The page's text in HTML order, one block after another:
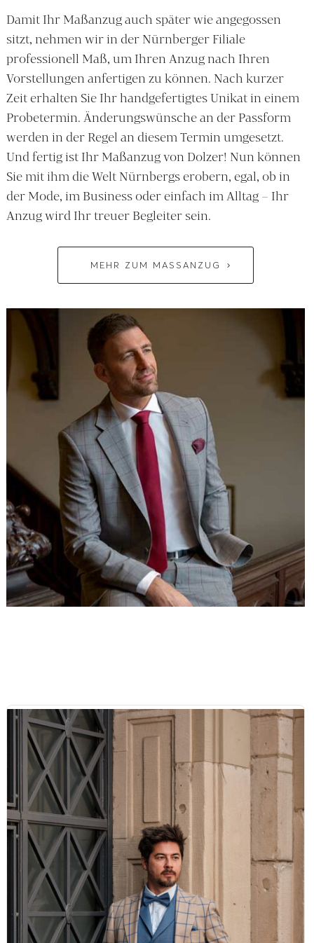
Damit Ihr Maßanzug auch später wie angegossen
sitzt, nehmen wir in der Nürnberger Filiale
professionell Maß, um Ihren Anzug nach Ihren
Vorstellungen anfertigen zu können. Nach kurzer
Zeit erhalten Sie Ihr handgefertigtes Unikat in einem
Probetermin. Änderungswünsche an der Passform
werden in der Regel an diesem Termin umgesetzt.
Und fertig ist Ihr Maßanzug von Dolzer! Nun können
Sie mit ihm die Welt Nürnbergs erobern, egal, ob in
der Mode, im Business oder einfach im Alltag – Ihr
Anzug wird Ihr treuer Begleiter sein.
MEHR ZUM MASSANZUG